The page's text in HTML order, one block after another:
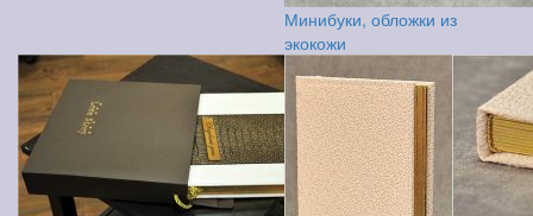
Минибуки, обложки из
экокожи